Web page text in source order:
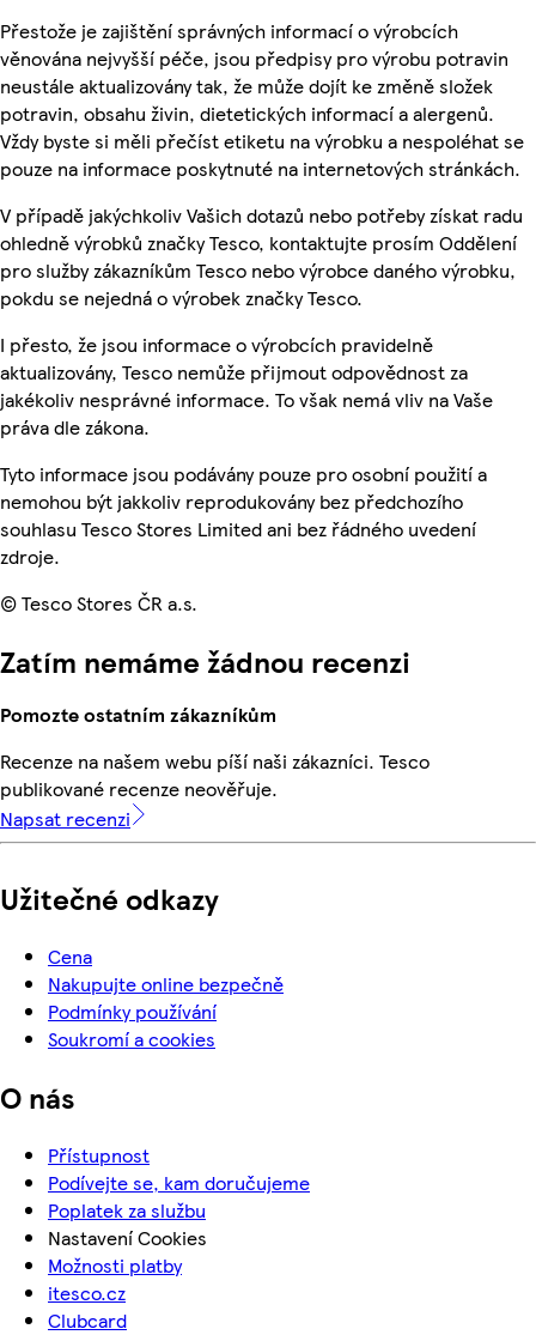
Přestože je zajištění správných informací o výrobcích
věnována nejvyšší péče, jsou předpisy pro výrobu potravin
neustále aktualizovány tak, že může dojít ke změně složek
potravin, obsahu živin, dietetických informací a alergenů.
Vždy byste si měli přečíst etiketu na výrobku a nespoléhat se
pouze na informace poskytnuté na internetových stránkách.
V případě jakýchkoliv Vašich dotazů nebo potřeby získat radu
ohledně výrobků značky Tesco, kontaktujte prosím Oddělení
pro služby zákazníkům Tesco nebo výrobce daného výrobku,
pokdu se nejedná o výrobek značky Tesco.
I přesto, že jsou informace o výrobcích pravidelně
aktualizovány, Tesco nemůže přijmout odpovědnost za
jakékoliv nesprávné informace. To však nemá vliv na Vaše
práva dle zákona.
Tyto informace jsou podávány pouze pro osobní použití a
nemohou být jakkoliv reprodukovány bez předchozího
souhlasu Tesco Stores Limited ani bez řádného uvedení
zdroje.
© Tesco Stores ČR a.s.
Zatím nemáme žádnou recenzi
Pomozte ostatním zákazníkům
Recenze na našem webu píší naši zákazníci. Tesco
publikované recenze neověřuje.
Napsat recenzi
Užitečné odkazy
Cena
Nakupujte online bezpečně
Podmínky používání
Soukromí a cookies
O nás
Přístupnost
Podívejte se, kam doručujeme
Poplatek za službu
Nastavení Cookies
Možnosti platby
itesco.cz
Clubcard